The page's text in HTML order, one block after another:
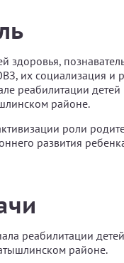
здоровья,
их социализация и
реабилитации детей
районе.
роли
развития
реабилитации
районе.